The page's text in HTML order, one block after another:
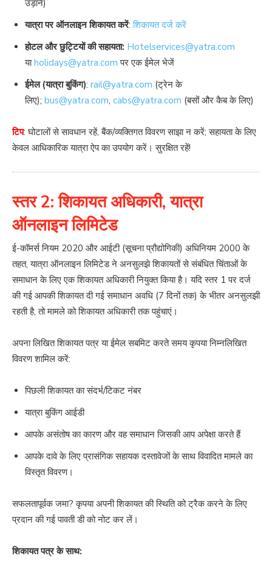
उड़ानें)
यात्रा पर ऑनलाइन शिकायत करें:शिकायत दर्ज करें
होटल और छुट्टियों की सहायता: Hotelservices@yatra.com
याholidays@yatra.com पर एक ईमेल भेजें
ईमेल (यात्रा बुकिंग): rail@yatra.com (ट्रेन के
लिए); bus@yatra.com, cabs@yatra.com (बसों और कैब के लिए)
टिप: घोटालों से सावधान रहें, बैंक/व्यक्तिगत विवरण साझा न करें; सहायता के लिए
केवल आधिकारिक यात्रा ऐप का उपयोग करें। सुरक्षित रहें!
स्तर 2: शिकायत अधिकारी, यात्रा
ऑनलाइन लिमिटेड
ई-कॉमर्स नियम 2020 और आईटी (सूचना प्रौद्योगिकी) अधिनियम 2000 के
तहत, यात्रा ऑनलाइन लिमिटेड ने अनसुलझे शिकायतों से संबंधित चिंताओं के
समाधान के लिए एक शिकायत अधिकारी नियुक्त किया है। यदि स्तर 1 पर दर्ज
की गई आपकी शिकायत दी गई समाधान अवधि (7 दिनों तक) के भीतर अनसुलझी
रहती है, तो मामले को शिकायत अधिकारी तक पहुंचाएं।
अपना लिखित शिकायत पत्र या ईमेल सबमिट करते समय कृपया निम्नलिखित
विवरण शामिल करें:
पिछली शिकायत का संदर्भ/टिकट नंबर
यात्रा बुकिंग आईडी
आपके असंतोष का कारण और वह समाधान जिसकी आप अपेक्षा करते हैं
आपके दावे के लिए प्रासंगिक सहायक दस्तावेजों के साथ विवादित मामले का
विस्तृत विवरण।
सफलतापूर्वक जमा? कृपया अपनी शिकायत की स्थिति को ट्रैक करने के लिए
प्रदान की गई पावती डी को नोट कर लें।
शिकायत पत्र के साथ: